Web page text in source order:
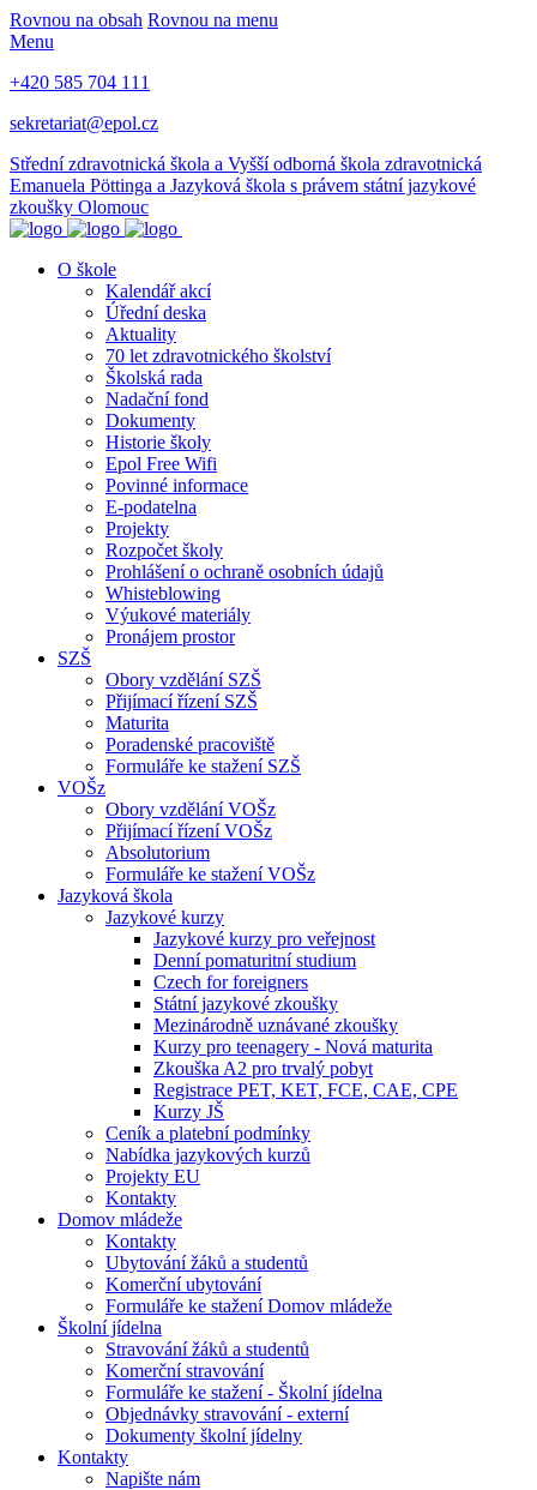
Rovnou na obsah Rovnou na menu
Menu
+420 585 704 111
sekretariat@epol.cz
Střední zdravotnická škola a Vyšší odborná škola zdravotnická
Emanuela Pöttinga a Jazyková škola s právem státní jazykové
zkoušky Olomouc
O škole
Kalendář akcí
Úřední deska
Aktuality
70 let zdravotnického školství
Školská rada
Nadační fond
Dokumenty
Historie školy
Epol Free Wifi
Povinné informace
E-podatelna
Projekty
Rozpočet školy
Prohlášení o ochraně osobních údajů
Whisteblowing
Výukové materiály
Pronájem prostor
SZŠ
Obory vzdělání SZŠ
Přijímací řízení SZŠ
Maturita
Poradenské pracoviště
Formuláře ke stažení SZŠ
VOŠz
Obory vzdělání VOŠz
Přijímací řízení VOŠz
Absolutorium
Formuláře ke stažení VOŠz
Jazyková škola
Jazykové kurzy
Jazykové kurzy pro veřejnost
Denní pomaturitní studium
Czech for foreigners
Státní jazykové zkoušky
Mezinárodně uznávané zkoušky
Kurzy pro teenagery - Nová maturita
Zkouška A2 pro trvalý pobyt
Registrace PET, KET, FCE, CAE, CPE
Kurzy JŠ
Ceník a platební podmínky
Nabídka jazykových kurzů
Projekty EU
Kontakty
Domov mládeže
Kontakty
Ubytování žáků a studentů
Komerční ubytování
Formuláře ke stažení Domov mládeže
Školní jídelna
Stravování žáků a studentů
Komerční stravování
Formuláře ke stažení - Školní jídelna
Objednávky stravování - externí
Dokumenty školní jídelny
Kontakty
Napište nám